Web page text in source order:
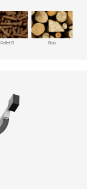
Pellet B Bois